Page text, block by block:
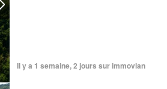
Il y a 1 semaine, 2 jours sur immovlan